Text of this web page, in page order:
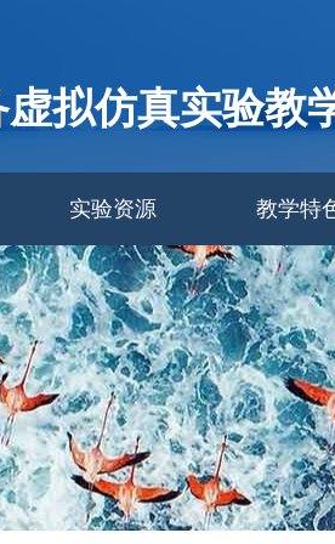
拟仿真实验教
实验资源 教学特